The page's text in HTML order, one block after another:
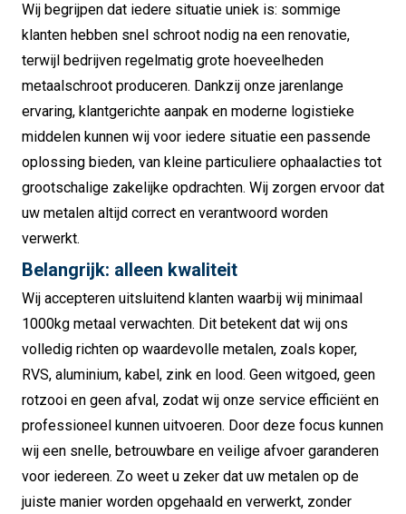
Wij begrijpen dat iedere situatie uniek is: sommige
klanten hebben snel schroot nodig na een renovatie,
terwijl bedrijven regelmatig grote hoeveelheden
metaalschroot produceren. Dankzij onze jarenlange
ervaring, klantgerichte aanpak en moderne logistieke
middelen kunnen wij voor iedere situatie een passende
oplossing bieden, van kleine particuliere ophaalacties tot
grootschalige zakelijke opdrachten. Wij zorgen ervoor dat
uw metalen altijd correct en verantwoord worden
verwerkt.
Belangrijk: alleen kwaliteit
Wij accepteren uitsluitend klanten waarbij wij minimaal
1000kg metaal verwachten. Dit betekent dat wij ons
volledig richten op waardevolle metalen, zoals koper,
RVS, aluminium, kabel, zink en lood. Geen witgoed, geen
rotzooi en geen afval, zodat wij onze service efficiënt en
professioneel kunnen uitvoeren. Door deze focus kunnen
wij een snelle, betrouwbare en veilige afvoer garanderen
voor iedereen. Zo weet u zeker dat uw metalen op de
juiste manier worden opgehaald en verwerkt, zonder